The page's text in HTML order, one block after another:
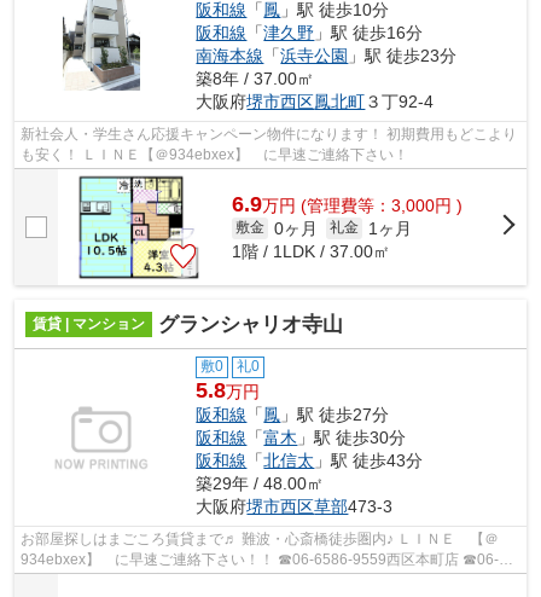
阪和線 「鳳 」駅 徒歩10分
阪和線 「津久野 」駅 徒歩16分
南海本線 「浜寺公園 」駅 徒歩23分
築8年 / 37.00㎡
大阪府堺市西区鳳北町３丁92-4
新社会人・学生さん応援キャンペーン物件になります！ 初期費用もどこより
も安く！ ＬＩＮＥ【＠934ebxex】 に早速ご連絡下さい！
6.9万円 (管理費等：3,000円 )
敷金 0ヶ月 礼金
1ヶ月
1階 / 1LDK / 37.00㎡
賃貸 | マンション グランシャリオ寺山
敷0 礼0
5.8万円
阪和線 「鳳 」駅 徒歩27分
阪和線 「富木 」駅 徒歩30分
阪和線 「北信太 」駅 徒歩43分
築29年 / 48.00㎡
大阪府堺市西区草部473-3
お部屋探しはまごころ賃貸まで♬ 難波・心斎橋徒歩圏内♪ ＬＩＮＥ 【＠
934ebxex】 に早速ご連絡下さい！！ ☎06-6586-9559西区本町店 ☎06-
6562-1777桜川駅前店 ☎072-268-2495中百舌鳥...